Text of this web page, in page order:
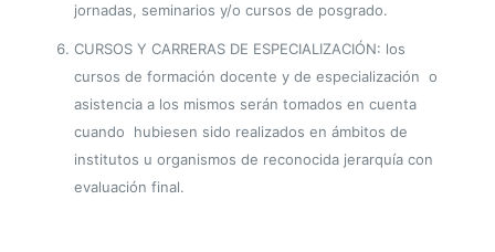
jornadas, seminarios y/o cursos de posgrado.
CURSOS Y CARRERAS DE ESPECIALIZACIÓN: los
cursos de formación docente y de especialización o
asistencia a los mismos serán tomados en cuenta
cuando hubiesen sido realizados en ámbitos de
institutos u organismos de reconocida jerarquía con
evaluación final.